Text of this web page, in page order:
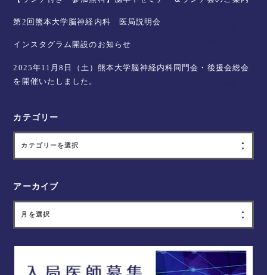
第2回熊本大学脳神経内科 医局説明会
インスタグラム開設のお知らせ
2025年11月8日（土）熊本大学脳神経内科同門会・後援会総会
を開催いたしました。
カテゴリー
カテゴリーを選択
アーカイブ
月を選択